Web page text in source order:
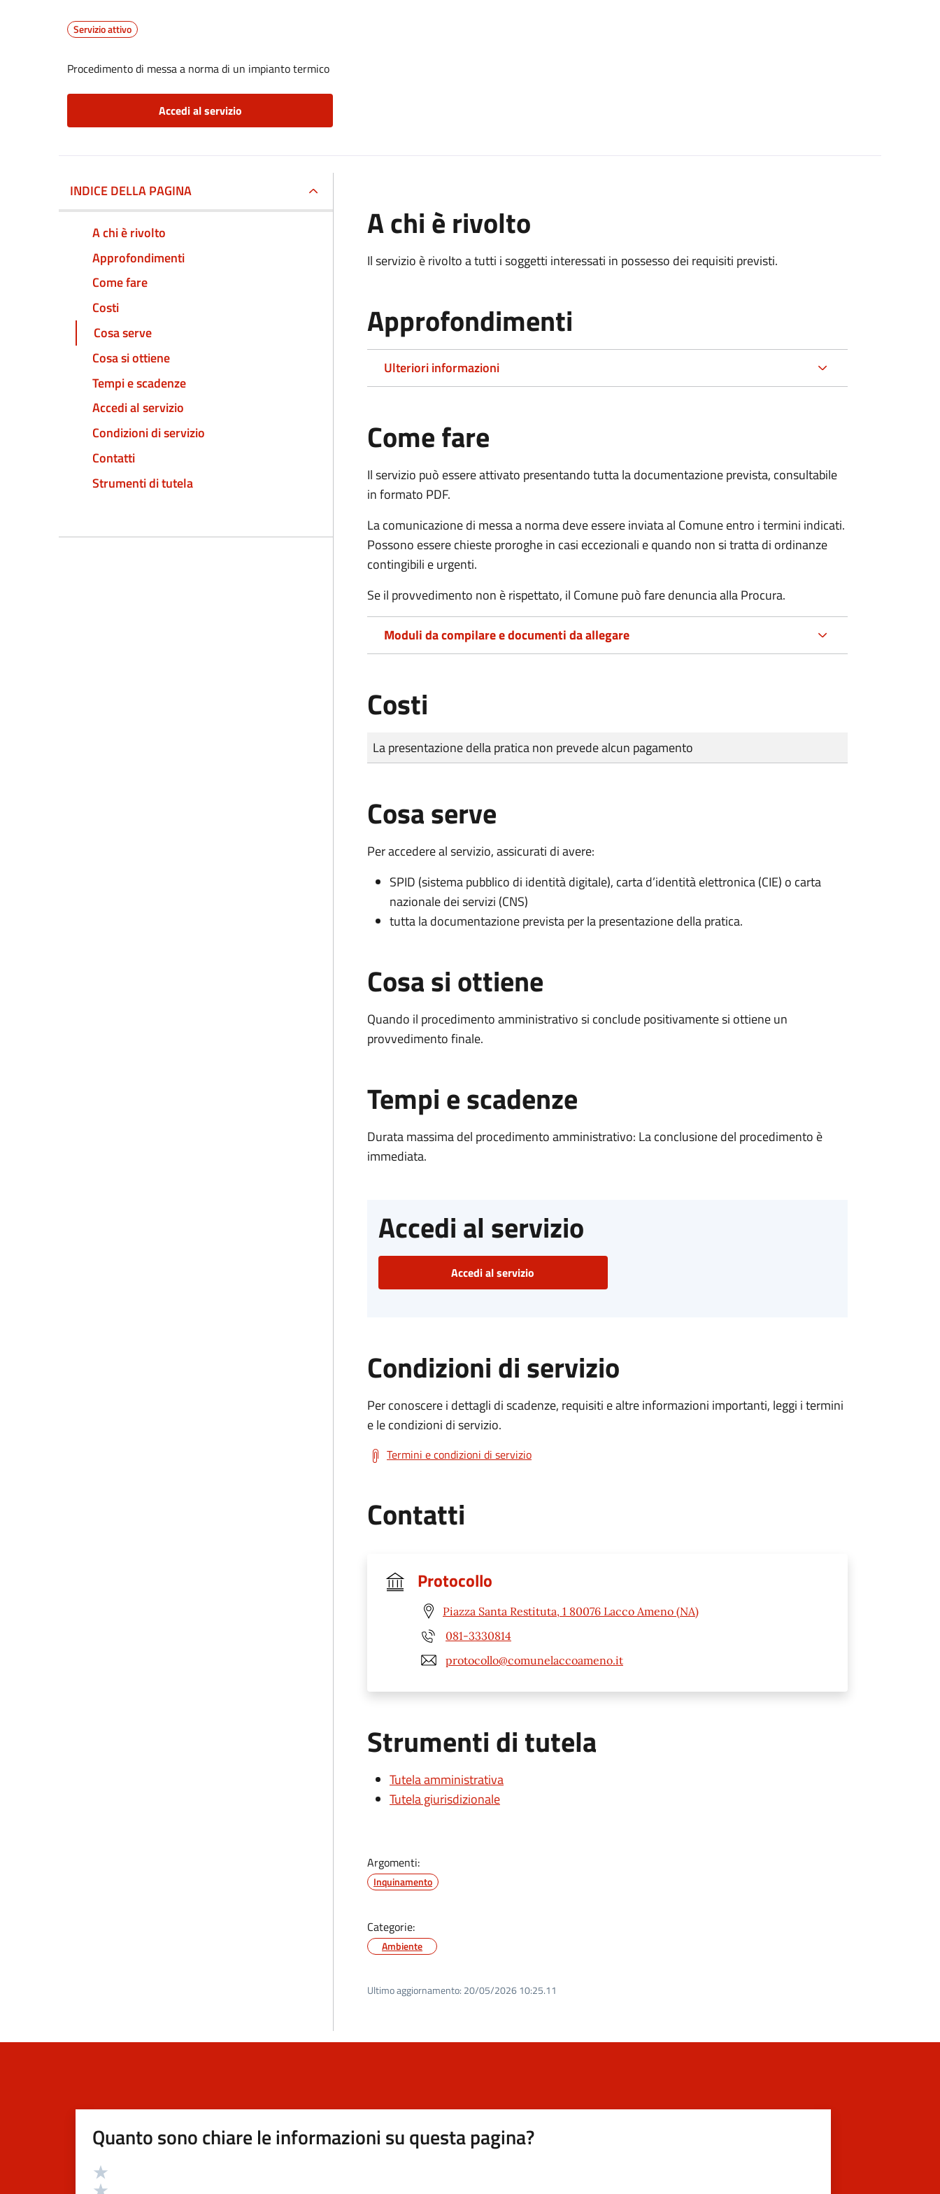
Servizio attivo
Procedimento di messa a norma di un impianto termico
Accedi al servizio
INDICE DELLA PAGINA
A chi è rivolto
Approfondimenti
Come fare
Costi
Cosa serve
Cosa si ottiene
Tempi e scadenze
Accedi al servizio
Condizioni di servizio
Contatti
Strumenti di tutela
A chi è rivolto
Il servizio è rivolto a tutti i soggetti interessati in possesso dei requisiti previsti.
Approfondimenti
Ulteriori informazioni
Come fare
Il servizio può essere attivato presentando tutta la documentazione prevista, consultabile
in formato PDF.
La comunicazione di messa a norma deve essere inviata al Comune entro i termini indicati.
Possono essere chieste proroghe in casi eccezionali e quando non si tratta di ordinanze
contingibili e urgenti.
Se il provvedimento non è rispettato, il Comune può fare denuncia alla Procura.
Moduli da compilare e documenti da allegare
Costi
Tipo di pagamento
Importo
La presentazione della pratica non prevede alcun pagamento
Cosa serve
Per accedere al servizio, assicurati di avere:
SPID (sistema pubblico di identità digitale), carta d’identità elettronica (CIE) o carta
nazionale dei servizi (CNS)
tutta la documentazione prevista per la presentazione della pratica.
Cosa si ottiene
Quando il procedimento amministrativo si conclude positivamente si ottiene un
provvedimento finale.
Tempi e scadenze
Durata massima del procedimento amministrativo: La conclusione del procedimento è
immediata.
Accedi al servizio
Accedi al servizio
Condizioni di servizio
Per conoscere i dettagli di scadenze, requisiti e altre informazioni importanti, leggi i termini
e le condizioni di servizio.
Termini e condizioni di servizio
Contatti
Protocollo
Piazza Santa Restituta, 1 80076 Lacco Ameno (NA)
081-3330814
protocollo@comunelaccoameno.it
Strumenti di tutela
Tutela amministrativa
Tutela giurisdizionale
Argomenti:
Inquinamento
Categorie:
Ambiente
Ultimo aggiornamento: 20/05/2026 10:25.11
Quanto sono chiare le informazioni su questa pagina?
Valutazione